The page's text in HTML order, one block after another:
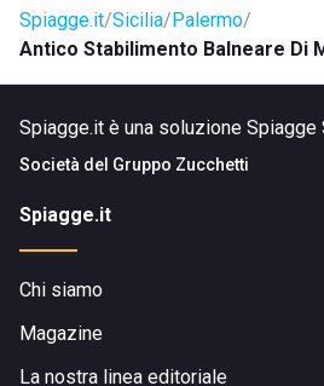
spettacolari mosaici dell'epoca
mercati di strada come il famoso
COME RAGGIUNGERE ANTICO
BALNEARE DI MONDELLO
Spiagge.it Sicilia Palermo
Antico Stabilimento Balneare Di
Spiagge.it è una soluzione Spiagge
Società del Gruppo Zucchetti
Spiagge.it
Chi siamo
Magazine
La nostra linea editoriale